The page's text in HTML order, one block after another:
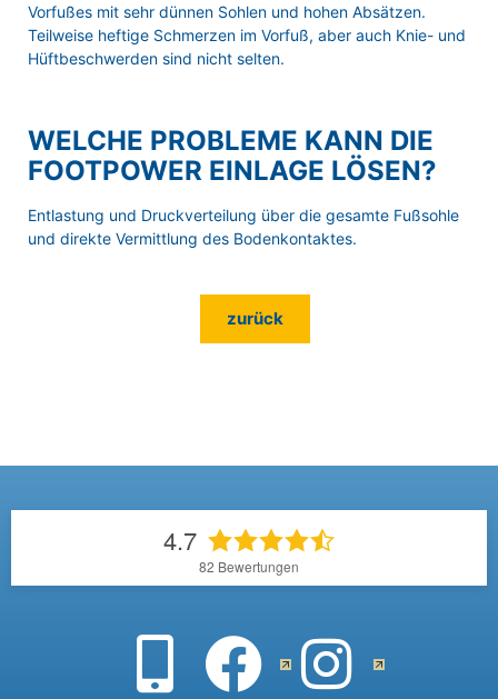
Vorfußes mit sehr dünnen Sohlen und hohen Absätzen.
Teilweise heftige Schmerzen im Vorfuß, aber auch Knie- und
Hüftbeschwerden sind nicht selten.
WELCHE PROBLEME KANN DIE
FOOTPOWER EINLAGE LÖSEN?
Entlastung und Druckverteilung über die gesamte Fußsohle
und direkte Vermittlung des Bodenkontaktes.
zurück
4.7
82 Bewertungen